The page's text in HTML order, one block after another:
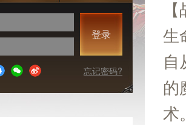
登录
忘记密码?
生
自
的
术